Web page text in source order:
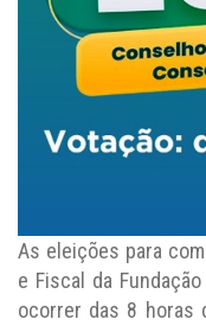
As eleições para
e Fiscal da
ocorrer das 8 horas